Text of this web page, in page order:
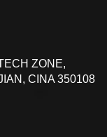
ZONE,
CINA 350108